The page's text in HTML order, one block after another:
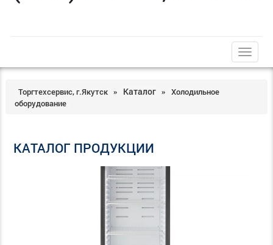
trk
Торгтехсервис, г.Якутск » Каталог »
Холодильное
оборудование
КАТАЛОГ ПРОДУКЦИИ